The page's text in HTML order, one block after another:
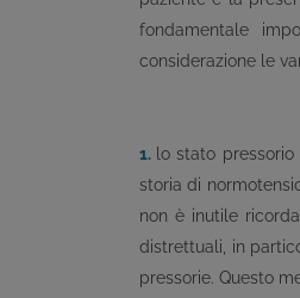
fondamentale
considerazione le
1. lo stato
storia di
non è inutile
distrettuali, in
pressorie. Questo